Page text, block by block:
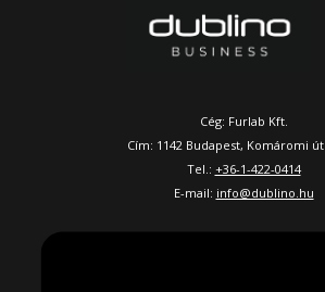
Cég: Furlab Kft.
Cím: 1142 Budapest, Komáromi út
Tel.: +36-1-422-0414
E-mail: info@dublino.hu